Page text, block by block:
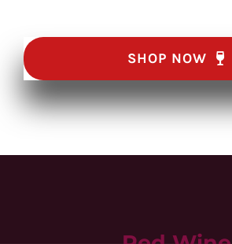
SHOP NOW